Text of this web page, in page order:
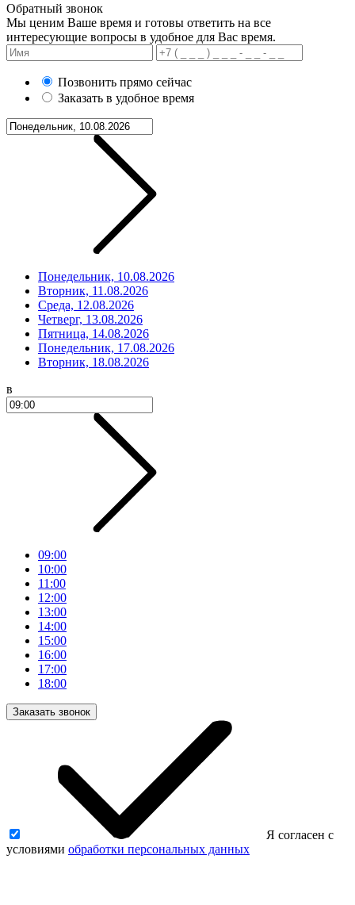
Обратный звонок
Мы ценим Ваше время и готовы ответить на все
интересующие вопросы в удобное для Вас время.
Позвонить прямо сейчас
Заказать в удобное время
Понедельник, 10.08.2026
Вторник, 11.08.2026
Среда, 12.08.2026
Четверг, 13.08.2026
Пятница, 14.08.2026
Понедельник, 17.08.2026
Вторник, 18.08.2026
в
09:00
10:00
11:00
12:00
13:00
14:00
15:00
16:00
17:00
18:00
Заказать звонок
Я согласен с
условиями обработки персональных данных